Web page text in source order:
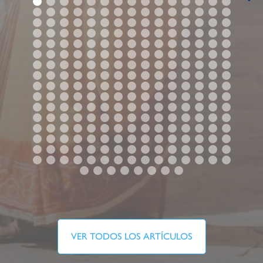
VER TODOS LOS ARTÍCULOS